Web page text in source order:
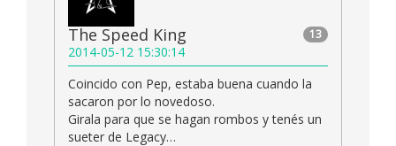
13
The Speed King
2014-05-12 15:30:14
Coincido con Pep, estaba buena cuando la
sacaron por lo novedoso.
Girala para que se hagan rombos y tenés un
sueter de Legacy…